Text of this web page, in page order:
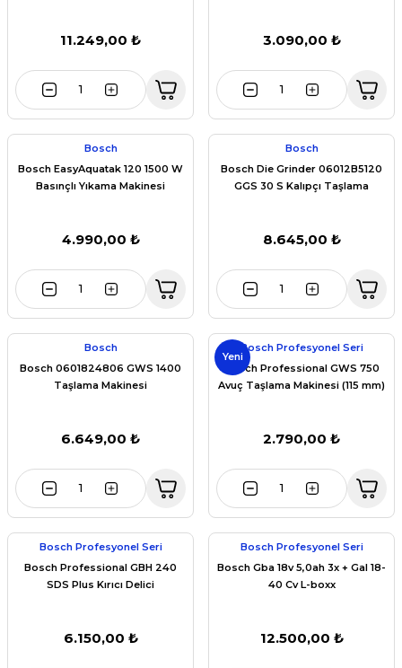
11.249,00 ₺ 3.090,00 ₺
Bosch
Bosch EasyAquatak 120 1500 W
Basınçlı Yıkama Makinesi
4.990,00 ₺
Bosch
Bosch Die Grinder 06012B5120
GGS 30 S Kalıpçı Taşlama
8.645,00 ₺
Bosch
Bosch 0601824806 GWS 1400
Taşlama Makinesi
6.649,00 ₺
Yeni
Bosch Profesyonel Seri
Bosch Professional GWS 750
Avuç Taşlama Makinesi (115 mm)
2.790,00 ₺
Bosch Profesyonel Seri
Bosch Professional GBH 240
SDS Plus Kırıcı Delici
6.150,00 ₺
Bosch Profesyonel Seri
Bosch Gba 18v 5,0ah 3x + Gal 18-
40 Cv L-boxx
12.500,00 ₺